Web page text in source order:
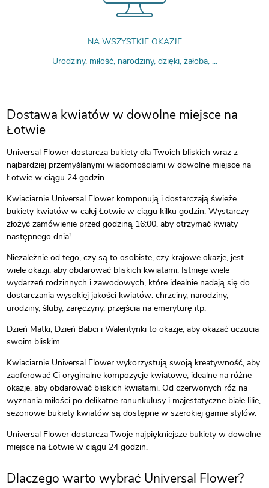
NA WSZYSTKIE OKAZJE
Urodziny, miłość, narodziny, dzięki, żałoba, ...
Dostawa kwiatów w dowolne miejsce na
Łotwie
Universal Flower dostarcza bukiety dla Twoich bliskich wraz z
najbardziej przemyślanymi wiadomościami w dowolne miejsce na
Łotwie w ciągu 24 godzin.
Kwiaciarnie Universal Flower komponują i dostarczają świeże
bukiety kwiatów w całej Łotwie w ciągu kilku godzin. Wystarczy
złożyć zamówienie przed godziną 16:00, aby otrzymać kwiaty
następnego dnia!
Niezależnie od tego, czy są to osobiste, czy krajowe okazje, jest
wiele okazji, aby obdarować bliskich kwiatami. Istnieje wiele
wydarzeń rodzinnych i zawodowych, które idealnie nadają się do
dostarczania wysokiej jakości kwiatów: chrzciny, narodziny,
urodziny, śluby, zaręczyny, przejścia na emeryturę itp.
Dzień Matki, Dzień Babci i Walentynki to okazje, aby okazać uczucia
swoim bliskim.
Kwiaciarnie Universal Flower wykorzystują swoją kreatywność, aby
zaoferować Ci oryginalne kompozycje kwiatowe, idealne na różne
okazje, aby obdarować bliskich kwiatami. Od czerwonych róż na
wyznania miłości po delikatne ranunkulusy i majestatyczne białe lilie,
sezonowe bukiety kwiatów są dostępne w szerokiej gamie stylów.
Universal Flower dostarcza Twoje najpiękniejsze bukiety w dowolne
miejsce na Łotwie w ciągu 24 godzin.
Dlaczego warto wybrać Universal Flower?